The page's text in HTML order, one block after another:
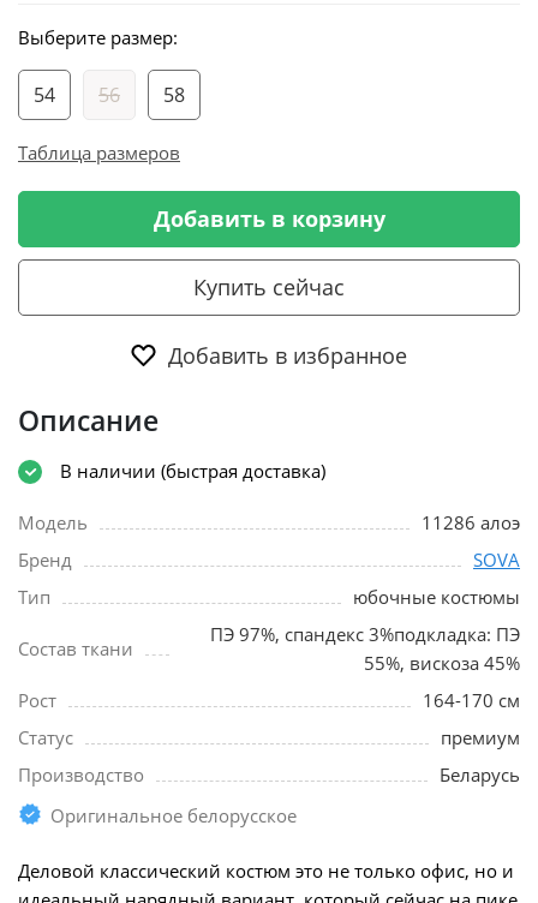
Выберите размер:
54 56 58
Таблица размеров
Добавить в корзину
Купить сейчас
Добавить в избранное
Описание
В наличии (быстрая доставка)
Модель
11286 алоэ
Бренд
SOVA
Тип
юбочные костюмы
Состав ткани
ПЭ 97%, спандекс 3%подкладка: ПЭ
55%, вискоза 45%
Рост
164-170 см
Статус
премиум
Производство
Беларусь
Оригинальное белорусское
Деловой классический костюм это не только офис, но и